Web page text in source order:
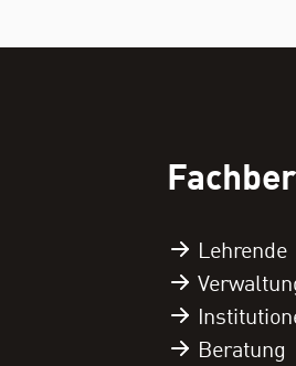
Lehrende
Beratung